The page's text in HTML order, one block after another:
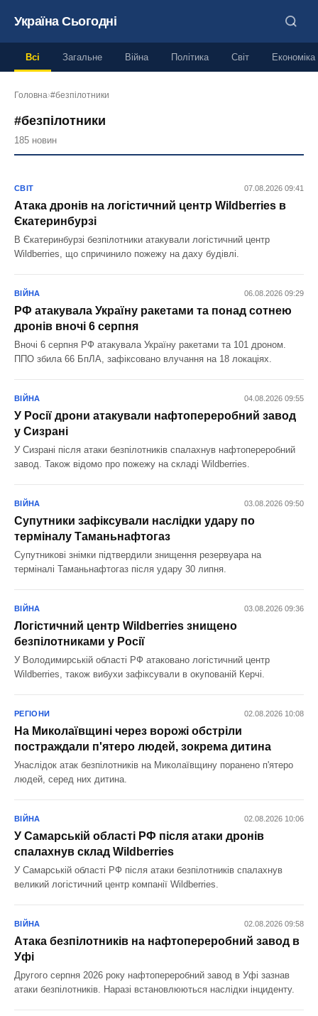
Україна Сьогодні
Всі Загальне Війна Політика Світ Економіка
Головна›#безпілотники
#безпілотники
185 новин
СВІТ 07.08.2026 09:41
Атака дронів на логістичний центр Wildberries в
Єкатеринбурзі
В Єкатеринбурзі безпілотники атакували логістичний центр
Wildberries, що спричинило пожежу на даху будівлі.
ВІЙНА 06.08.2026 09:29
РФ атакувала Україну ракетами та понад сотнею
дронів вночі 6 серпня
Вночі 6 серпня РФ атакувала Україну ракетами та 101 дроном.
ППО збила 66 БпЛА, зафіксовано влучання на 18 локаціях.
ВІЙНА 04.08.2026 09:55
У Росії дрони атакували нафтопереробний завод
у Сизрані
У Сизрані після атаки безпілотників спалахнув нафтопереробний
завод. Також відомо про пожежу на складі Wildberries.
ВІЙНА 03.08.2026 09:50
Супутники зафіксували наслідки удару по
терміналу Таманьнафтогаз
Супутникові знімки підтвердили знищення резервуара на
терміналі Таманьнафтогаз після удару 30 липня.
ВІЙНА 03.08.2026 09:36
Логістичний центр Wildberries знищено
безпілотниками у Росії
У Володимирській області РФ атаковано логістичний центр
Wildberries, також вибухи зафіксували в окупованій Керчі.
РЕГІОНИ 02.08.2026 10:08
На Миколаївщині через ворожі обстріли
постраждали п'ятеро людей, зокрема дитина
Унаслідок атак безпілотників на Миколаївщину поранено п'ятеро
людей, серед них дитина.
ВІЙНА 02.08.2026 10:06
У Самарській області РФ після атаки дронів
спалахнув склад Wildberries
У Самарській області РФ після атаки безпілотників спалахнув
великий логістичний центр компанії Wildberries.
ВІЙНА 02.08.2026 09:58
Атака безпілотників на нафтопереробний завод в
Уфі
Другого серпня 2026 року нафтопереробний завод в Уфі зазнав
атаки безпілотників. Наразі встановлюються наслідки інциденту.